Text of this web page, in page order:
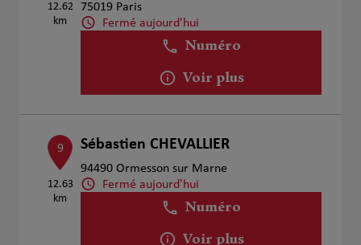
12.62
km
75019 Paris
Fermé aujourd'hui
Numéro
Voir plus
9
12.63
km
Sébastien CHEVALLIER
94490 Ormesson sur Marne
Fermé aujourd'hui
Numéro
Voir plus